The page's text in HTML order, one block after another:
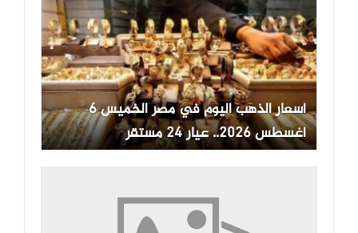
أسعار الذهب اليوم في مصر الخميس 6
أغسطس 2026.. عيار 24 مستقر